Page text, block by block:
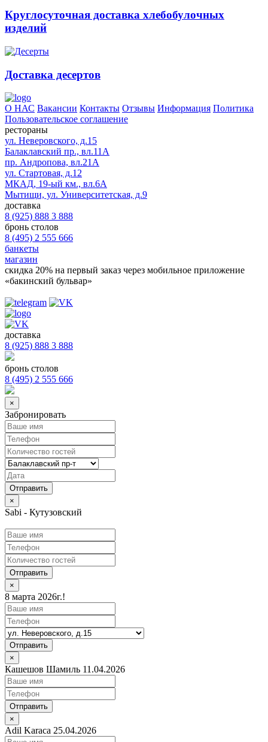
Круглосуточная доставка хлебобулочных
изделий
Доставка десертов
О НАС Вакансии Контакты Отзывы Информация Политика
Пользовательское соглашение
рестораны
ул. Неверовского, д.15
Балаклавский пр., вл.11А
пр. Андропова, вл.21А
ул. Стартовая, д.12
МКАД, 19-ый км., вл.6А
Мытищи, ул. Университетская, д.9
доставка
8 (925) 888 3 888
бронь столов
8 (495) 2 555 666
банкеты
магазин
скидка 20% на первый заказ через мобильное приложение
«бакинский бульвар»
доставка
8 (925) 888 3 888
бронь столов
8 (495) 2 555 666
×
Забронировать
×
Sabi - Кутузовский
Отправить
×
8 марта 2026г.!
Отправить
×
Кашешов Шамиль 11.04.2026
Отправить
×
Adil Karaca 25.04.2026